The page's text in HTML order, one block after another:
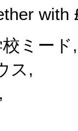
with
ミード,
ス,